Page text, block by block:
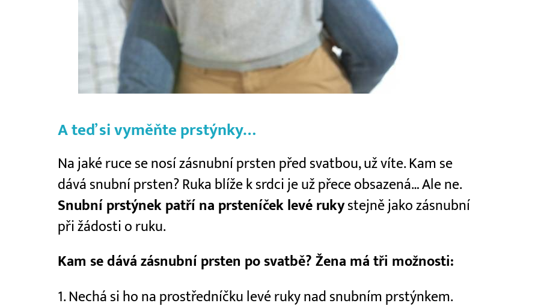
A teď si vyměňte prstýnky…
Na jaké ruce se nosí zásnubní prsten před svatbou, už víte. Kam se
dává snubní prsten? Ruka blíže k srdci je už přece obsazená… Ale ne.
Snubní prstýnek patří na prsteníček levé rukystejně jako zásnubní
při žádosti o ruku.
Kam se dává zásnubní prsten po svatbě? Žena má tři možnosti:
1. Nechá si ho na prostředníčku levé ruky nad snubním prstýnkem.